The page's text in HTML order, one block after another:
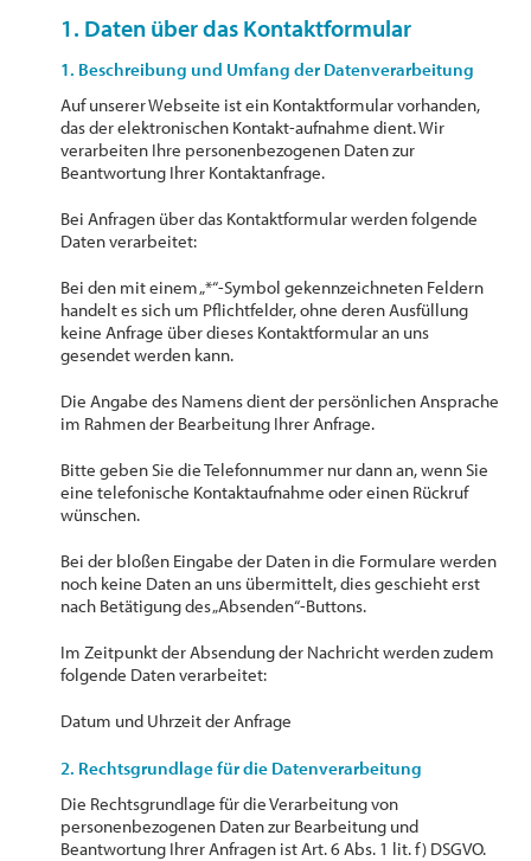
1. Daten über das Kontaktformular
1. Beschreibung und Umfang der Datenverarbeitung
Auf unserer Webseite ist ein Kontaktformular vorhanden,
das der elektronischen Kontakt-aufnahme dient. Wir
verarbeiten Ihre personenbezogenen Daten zur
Beantwortung Ihrer Kontaktanfrage.
Bei Anfragen über das Kontaktformular werden folgende
Daten verarbeitet:
Bei den mit einem „*“-Symbol gekennzeichneten Feldern
handelt es sich um Pflichtfelder, ohne deren Ausfüllung
keine Anfrage über dieses Kontaktformular an uns
gesendet werden kann.
Die Angabe des Namens dient der persönlichen Ansprache
im Rahmen der Bearbeitung Ihrer Anfrage.
Bitte geben Sie die Telefonnummer nur dann an, wenn Sie
eine telefonische Kontaktaufnahme oder einen Rückruf
wünschen.
Bei der bloßen Eingabe der Daten in die Formulare werden
noch keine Daten an uns übermittelt, dies geschieht erst
nach Betätigung des „Absenden“-Buttons.
Im Zeitpunkt der Absendung der Nachricht werden zudem
folgende Daten verarbeitet:
Datum und Uhrzeit der Anfrage
2. Rechtsgrundlage für die Datenverarbeitung
Die Rechtsgrundlage für die Verarbeitung von
personenbezogenen Daten zur Bearbeitung und
Beantwortung Ihrer Anfragen ist Art. 6 Abs. 1 lit. f) DSGVO.